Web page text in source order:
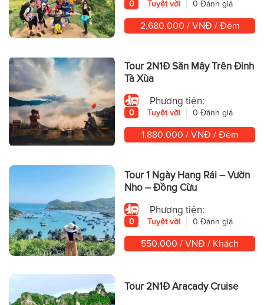
0 Tuyệt vời 0 Đánh giá
2.680.000 / VNĐ / Đêm
Tour 2N1Đ Săn Mây Trên Đỉnh
Tà Xùa
Phương tiện:
0 Tuyệt vời 0 Đánh giá
1.880.000 / VNĐ / Đêm
Tour 1 Ngày Hang Rái – Vườn
Nho – Đồng Cừu
Phương tiện:
0 Tuyệt vời 0 Đánh giá
550.000 / VNĐ / Khách
Tour 2N1Đ Aracady Cruise